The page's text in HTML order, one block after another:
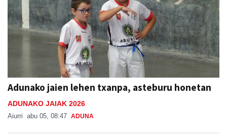
Adunako jaien lehen txanpa, asteburu honetan
ADUNAKO JAIAK 2026
Aiurri abu 05, 08:47 ADUNA